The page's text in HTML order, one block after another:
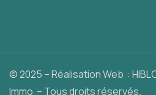
© 2025 – Réalisation Web :
Immo – Tous droits réservés.